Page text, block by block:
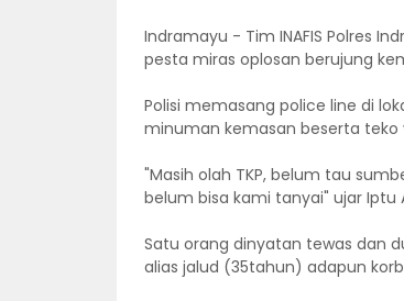
Indramayu - Tim INAFIS Polres
pesta miras oplosan berujung
Polisi memasang police line di
minuman kemasan beserta teko
"Masih olah TKP, belum tau
belum bisa kami tanyai" ujar Iptu
Satu orang dinyatan tewas dan
alias jalud (35tahun) adapun